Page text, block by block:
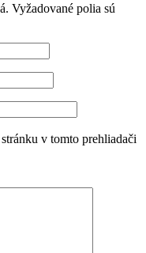
Vyžadované polia sú
v tomto prehliadači